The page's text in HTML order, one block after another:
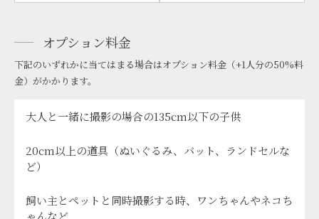
オプション料金
下記のいずれかに当てはまる場合はオプション料金（+1人分の50%料
金）がかかります。
大人と一緒に撮影の場合の135cm以下の子供
20cm以上の道具（ぬいぐるみ、バット、ランドセルな
ど）
飼い主とペットと同時撮影する時、ワンちゃんやネコち
ゃんなど